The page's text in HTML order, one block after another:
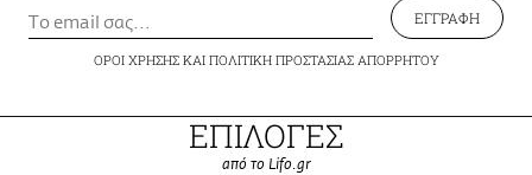
ΕΓΓΡΑΦΗ
ΟΡΟΙ ΧΡΗΣΗΣΚΑΙ ΠΟΛΙΤΙΚΗ ΠΡΟΣΤΑΣΙΑΣ ΑΠΟΡΡΗΤΟΥ
ΕΠΙΛΟΓΕΣ
από το Lifo.gr